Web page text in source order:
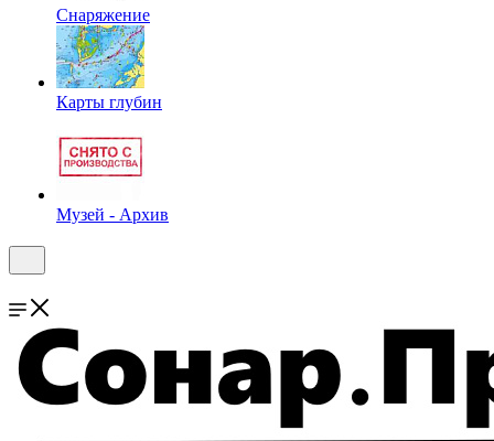
Снаряжение
Карты глубин
Музей - Архив